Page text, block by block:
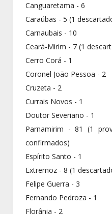
Canguaretama - 6
Caraúbas - 5 (1
Carnaubais - 10
Ceará-Mirim - 7 (1
Cerro Corá - 1
Coronel João Pessoa - 2
Cruzeta - 2
Currais Novos - 1
Doutor Severiano - 1
Parnamirim - 81 (1
confirmados)
Espírito Santo - 1
Extremoz - 8 (1
Felipe Guerra - 3
Fernando Pedroza - 1
Florânia - 2